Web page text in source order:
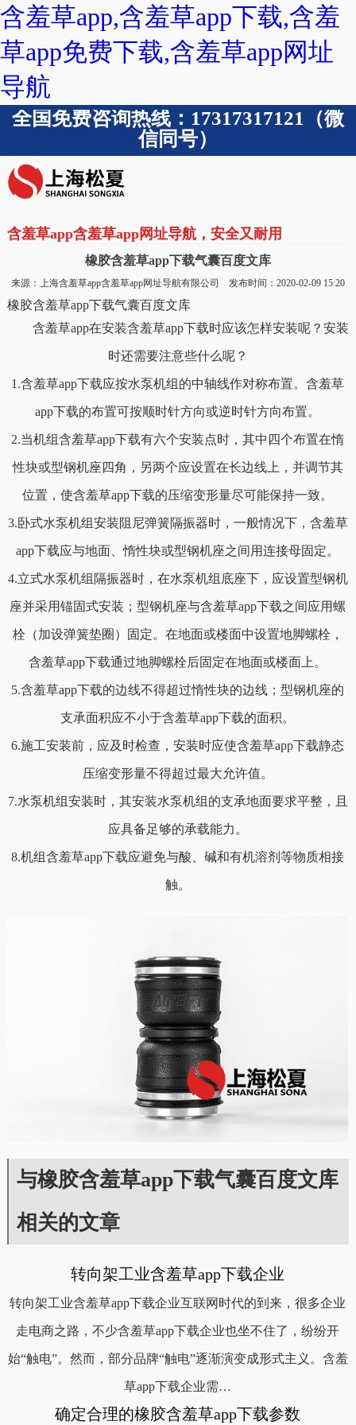
含羞草app,含羞草app下载,含羞
草app免费下载,含羞草app网址
导航
全国免费咨询热线：17317317121（微
信同号）
含羞草app含羞草app网址导航，安全又耐用
橡胶含羞草app下载气囊百度文库
来源：上海含羞草app含羞草app网址导航有限公司 发布时间：2020-02-09 15:20
橡胶含羞草app下载气囊百度文库
含羞草app在安装含羞草app下载时应该怎样安装呢？安装
时还需要注意些什么呢？
1.含羞草app下载应按水泵机组的中轴线作对称布置。含羞草
app下载的布置可按顺时针方向或逆时针方向布置。
2.当机组含羞草app下载有六个安装点时，其中四个布置在惰
性块或型钢机座四角，另两个应设置在长边线上，并调节其
位置，使含羞草app下载的压缩变形量尽可能保持一致。
3.卧式水泵机组安装阻尼弹簧隔振器时，一般情况下，含羞草
app下载应与地面、惰性块或型钢机座之间用连接母固定。
4.立式水泵机组隔振器时，在水泵机组底座下，应设置型钢机
座并采用锚固式安装；型钢机座与含羞草app下载之间应用螺
栓（加设弹簧垫圈）固定。在地面或楼面中设置地脚螺栓，
含羞草app下载通过地脚螺栓后固定在地面或楼面上。
5.含羞草app下载的边线不得超过惰性块的边线；型钢机座的
支承面积应不小于含羞草app下载的面积。
6.施工安装前，应及时检查，安装时应使含羞草app下载静态
压缩变形量不得超过最大允许值。
7.水泵机组安装时，其安装水泵机组的支承地面要求平整，且
应具备足够的承载能力。
8.机组含羞草app下载应避免与酸、碱和有机溶剂等物质相接
触。
与橡胶含羞草app下载气囊百度文库
相关的文章
转向架工业含羞草app下载企业
转向架工业含羞草app下载企业互联网时代的到来，很多企业
走电商之路，不少含羞草app下载企业也坐不住了，纷纷开
始“触电”。然而，部分品牌“触电”逐渐演变成形式主义。含羞
草app下载企业需…
确定合理的橡胶含羞草app下载参数